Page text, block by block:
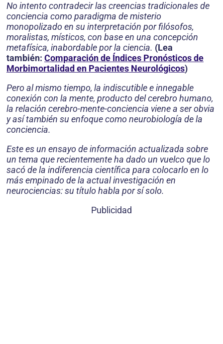
No intento contradecir las creencias tradicionales de
conciencia como paradigma de misterio
monopolizado en su interpretación por filósofos,
moralistas, místicos, con base en una concepción
metafísica, inabordable por la ciencia. (Lea
también: Comparación de Índices Pronósticos de
Morbimortalidad en Pacientes Neurológicos)
Pero al mismo tiempo, la indiscutible e innegable
conexión con la mente, producto del cerebro humano,
la relación cerebro-mente-conciencia viene a ser obvia
y así también su enfoque como neurobiología de la
conciencia.
Este es un ensayo de información actualizada sobre
un tema que recientemente ha dado un vuelco que lo
sacó de la indiferencia científica para colocarlo en lo
más empinado de la actual investigación en
neurociencias: su título habla por sí solo.
Publicidad